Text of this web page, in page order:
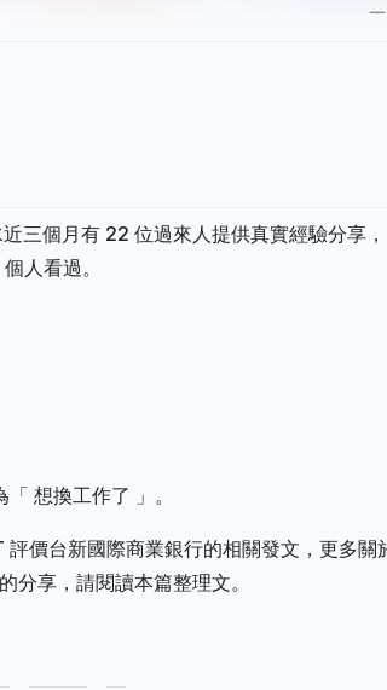
三個月有 22 位過來人提供真實經驗分享，
人看過。
想換工作了 」。
價台新國際商業銀行的相關發文，更多關
享，請閱讀本篇整理文。